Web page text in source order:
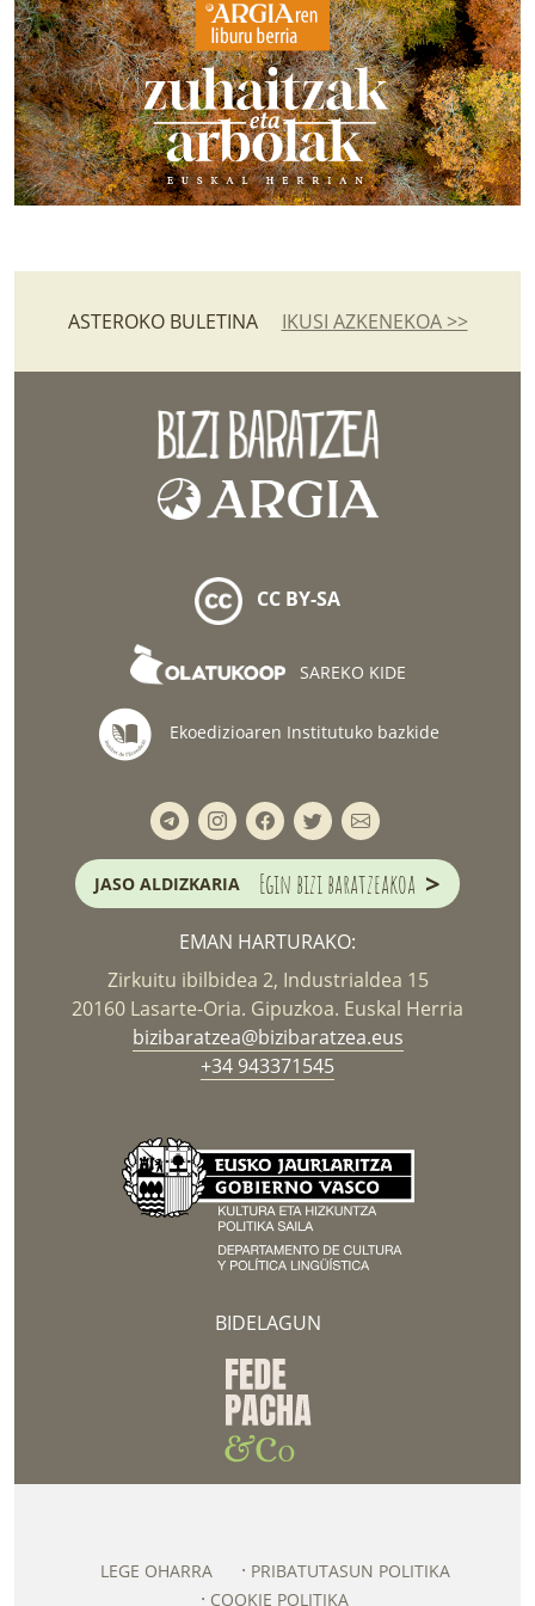
ASTEROKO BULETINA IKUSI AZKENEKOA >>
CC BY-SA
SAREKO KIDE
Ekoedizioaren Institutuko bazkide
JASO ALDIZKARIA Egin bizi baratzeakoa >
EMAN HARTURAKO:
Zirkuitu ibilbidea 2, Industrialdea 15
20160 Lasarte-Oria. Gipuzkoa. Euskal Herria
bizibaratzea@bizibaratzea.eus
+34 943371545
BIDELAGUN
LEGE OHARRA
PRIBATUTASUN POLITIKA
COOKIE POLITIKA